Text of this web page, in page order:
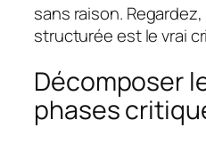
sans raison.
structurée est le vrai
Décomposer
phases